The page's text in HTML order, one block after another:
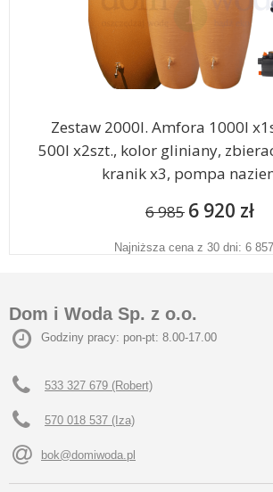
Zestaw 2000l. Amfora 1000l
500l x2szt., kolor gliniany,
kranik x3, pompa
6 985 6 920 zł
Najniższa cena z 30 dni: 6 857
Dom i Woda Sp. z o.o.
Godziny pracy: pon-pt: 8.00-17.00
533 327 679 (Robert)
570 018 537 (Iza)
bok@domiwoda.pl